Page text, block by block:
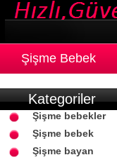
Şişme Bebek
Kategoriler
Şişme bebekler
Şişme bebek
Şişme bayan